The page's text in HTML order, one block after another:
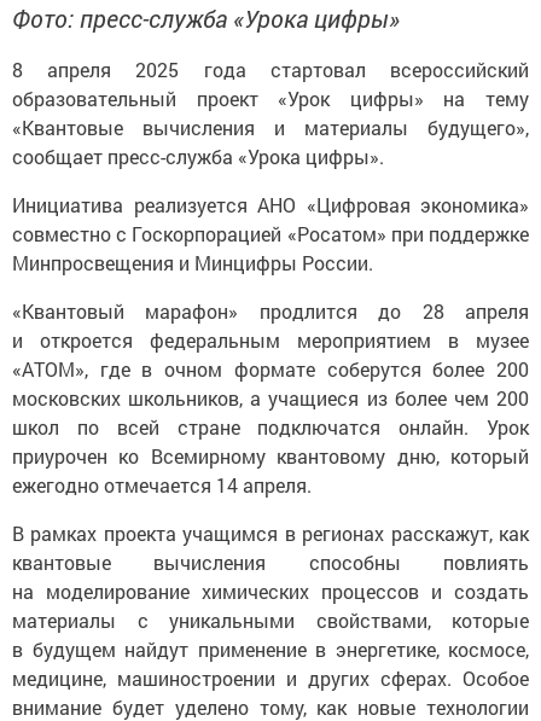
Фото: пресс-служба «Урока цифры»
8 апреля 2025 года стартовал всероссийский
образовательный проект «Урок цифры» на тему
«Квантовые вычисления и материалы будущего»,
сообщает пресс-служба «Урока цифры».
Инициатива реализуется АНО «Цифровая экономика»
совместно с Госкорпорацией «Росатом» при поддержке
Минпросвещения и Минцифры России.
«Квантовый марафон» продлится до 28 апреля
и откроется федеральным мероприятием в музее
«АТОМ», где в очном формате соберутся более 200
московских школьников, а учащиеся из более чем 200
школ по всей стране подключатся онлайн. Урок
приурочен ко Всемирному квантовому дню, который
ежегодно отмечается 14 апреля.
В рамках проекта учащимся в регионах расскажут, как
квантовые вычисления способны повлиять
на моделирование химических процессов и создать
материалы с уникальными свойствами, которые
в будущем найдут применение в энергетике, космосе,
медицине, машиностроении и других сферах. Особое
внимание будет уделено тому, как новые технологии